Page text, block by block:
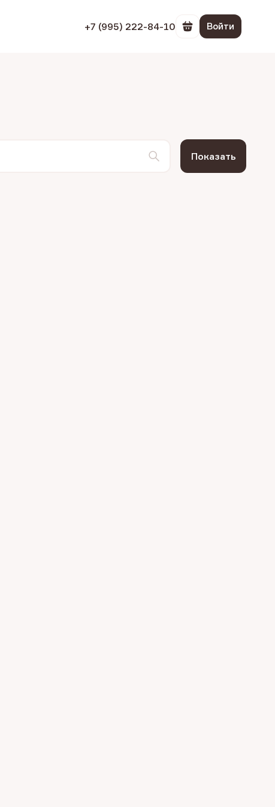
+7 (995) 222-84-10 Перейти в
Войти
Показать